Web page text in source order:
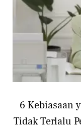
6 Kebiasaan
Tidak Terlalu